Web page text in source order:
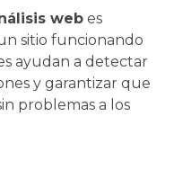
web es
sitio funcionando
ayudan a detectar
y garantizar que
problemas a los